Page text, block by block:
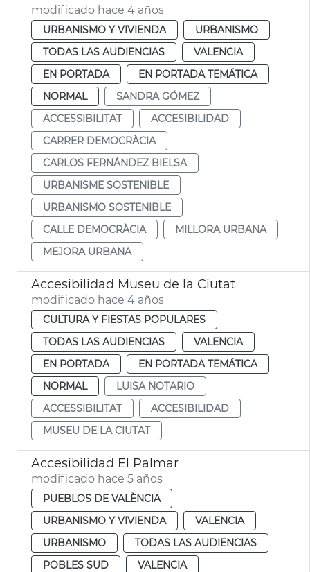
modificado hace 4 años
URBANISMO Y VIVIENDA
URBANISMO
TODAS LAS AUDIENCIAS
VALENCIA
EN PORTADA
EN PORTADA TEMÁTICA
NORMAL
SANDRA GÓMEZ
ACCESSIBILITAT
ACCESIBILIDAD
CARRER DEMOCRÀCIA
CARLOS FERNÁNDEZ BIELSA
URBANISME SOSTENIBLE
URBANISMO SOSTENIBLE
CALLE DEMOCRÀCIA
MILLORA URBANA
MEJORA URBANA
Accesibilidad Museu de la Ciutat
modificado hace 4 años
CULTURA Y FIESTAS POPULARES
TODAS LAS AUDIENCIAS
VALENCIA
EN PORTADA
EN PORTADA TEMÁTICA
NORMAL
LUISA NOTARIO
ACCESSIBILITAT
ACCESIBILIDAD
MUSEU DE LA CIUTAT
Accesibilidad El Palmar
modificado hace 5 años
PUEBLOS DE VALÈNCIA
URBANISMO Y VIVIENDA
VALENCIA
URBANISMO
TODAS LAS AUDIENCIAS
POBLES SUD
VALENCIA